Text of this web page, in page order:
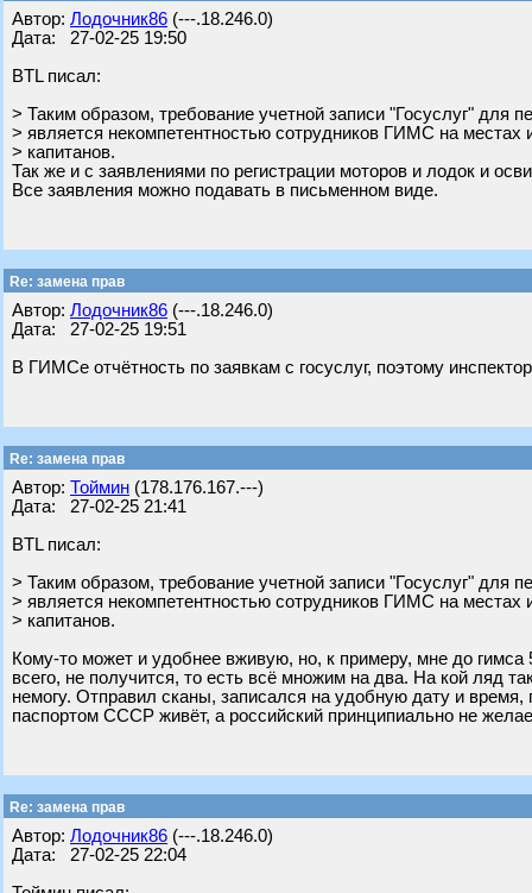
Автор: Лодочник86 (---.18.246.0)
Дата: 27-02-25 19:50
BTL писал:
> Таким образом, требование учетной записи "Госуслуг" для
> является некомпетентностью сотрудников ГИМС на местах
> капитанов.
Так же и с заявлениями по регистрации моторов и лодок и
Все заявления можно подавать в письменном виде.
Re: замена прав
Автор: Лодочник86 (---.18.246.0)
Дата: 27-02-25 19:51
В ГИМСе отчётность по заявкам с госуслуг, поэтому
Re: замена прав
Автор: Тоймин (178.176.167.---)
Дата: 27-02-25 21:41
BTL писал:
> Таким образом, требование учетной записи "Госуслуг" для
> является некомпетентностью сотрудников ГИМС на местах
> капитанов.
Кому-то может и удобнее вживую, но, к примеру, мне до
всего, не получится, то есть всё множим на два. На кой ляд
немогу. Отправил сканы, записался на удобную дату и
паспортом СССР живёт, а российский принципиально не
Re: замена прав
Автор: Лодочник86 (---.18.246.0)
Дата: 27-02-25 22:04